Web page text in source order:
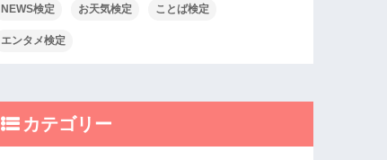
NEWS検定 お天気検定 ことば検定
エンタメ検定
カテゴリー